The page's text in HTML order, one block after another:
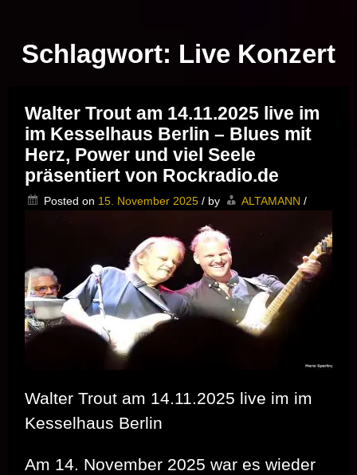
Schlagwort: Live Konzert
Walter Trout am 14.11.2025 live im
im Kesselhaus Berlin – Blues mit
Herz, Power und viel Seele
präsentiert von Rockradio.de
Posted on 15. November 2025 / by ALTAMANN /
Walter Trout am 14.11.2025 live im im
Kesselhaus Berlin
Am 14. November 2025 war es wieder